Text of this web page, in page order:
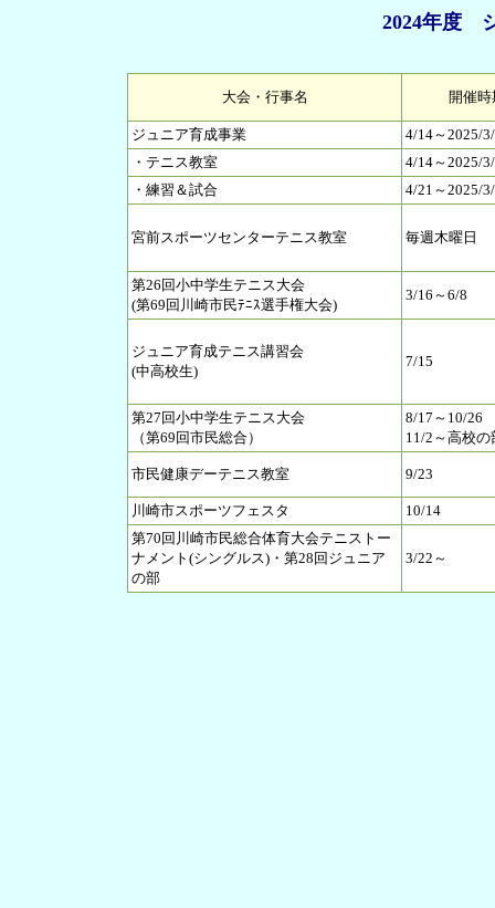
2024年度
大会・行事名 開催時
ジュニア育成事業
4/14～2025/
・テニス教室
4/14～2025/
・練習＆試合
4/21～2025/
宮前スポーツセンターテニス教室 毎週木曜日
第26回小中学生テニス大会
(第69回川崎市民ﾃﾆｽ選手権大会)
3/16～6/8
ジュニア育成テニス講習会
(中高校生)
7/15
第27回小中学生テニス大会
（第69回市民総合）
8/17～10/26
11/2～高校の
市民健康デーテニス教室 9/23
川崎市スポーツフェスタ
10/14
第70回川崎市民総合体育大会テニストー
ナメント(シングルス)・第28回ジュニア
の部
3/22～